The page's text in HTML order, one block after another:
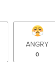
ANGRY
0